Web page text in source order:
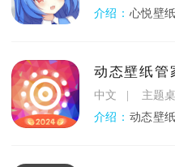
介绍： 心悦壁纸是一
动态壁纸管
中文 主题
介绍： 动态壁纸管家